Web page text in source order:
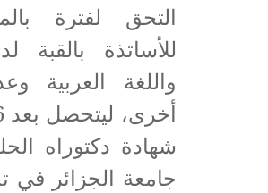
التحق لفترة
للأساتذة بالقبة
واللغة العربية
شهادة دكتوراه
جامعة الجزائر في